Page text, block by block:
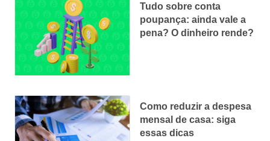
Tudo sobre conta
poupança: ainda vale a
pena? O dinheiro rende?
Como reduzir a despesa
mensal de casa: siga
essas dicas